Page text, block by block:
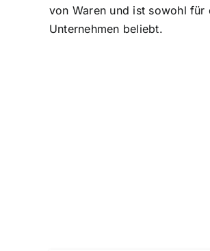
von Waren und ist sowohl
Unternehmen beliebt.